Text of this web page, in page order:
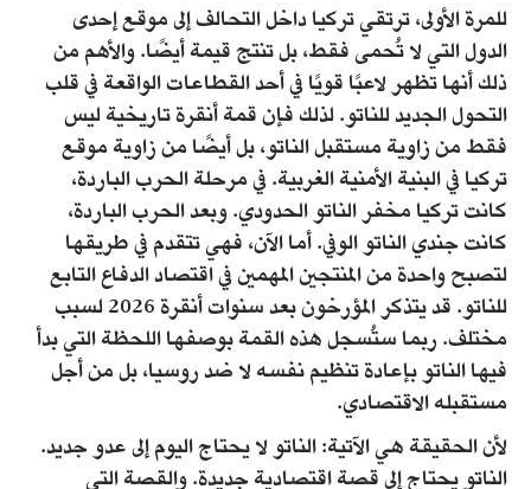
للمرة الأولى، ترتقي تركيا داخل التحالف إلى موقع إحدى
الدول التي لا تُحمى فقط، بل تنتج قيمة أيضًا. والأهم من
ذلك أنها تظهر لاعبًا قويًا في أحد القطاعات الواقعة في قلب
التحول الجديد للناتو. لذلك فإن قمة أنقرة تاريخية ليس
فقط من زاوية مستقبل الناتو، بل أيضًا من زاوية موقع
تركيا في البنية الأمنية الغربية. في مرحلة الحرب الباردة،
كانت تركيا مخفر الناتو الحدودي. وبعد الحرب الباردة،
كانت جندي الناتو الوفي. أما الآن، فهي تتقدم في طريقها
لتصبح واحدة من المنتجين المهمين في اقتصاد الدفاع التابع
للناتو. قد يتذكر المؤرخون بعد سنوات أنقرة 2026 لسبب
مختلف. ربما ستُسجل هذه القمة بوصفها اللحظة التي بدأ
فيها الناتو بإعادة تنظيم نفسه لا ضد روسيا، بل من أجل
مستقبله الاقتصادي.
لأن الحقيقة هي الآتية: الناتو لا يحتاج اليوم إلى عدو جديد.
الناتو يحتاج إلى قصة اقتصادية جديدة. والقصة التي